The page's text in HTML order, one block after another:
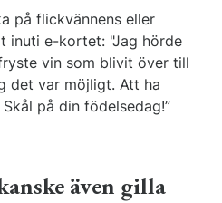
på flickvännens eller
inuti e-kortet: "Jag hörde
vin som blivit över till
det var möjligt. Att ha
på din födelsedag!”
även gilla